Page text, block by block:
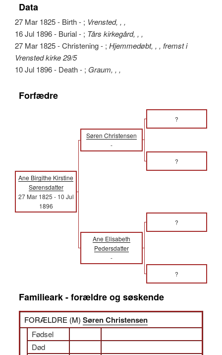
Data
27 Mar 1825 - Birth - ; Vrensted, , ,
16 Jul 1896 - Burial - ; Tårs kirkegård, , ,
27 Mar 1825 - Christening - ; Hjemmedøbt, , , fremst i
Vrensted kirke 29/5
10 Jul 1896 - Death - ; Graum, , ,
Forfædre
?
Søren Christensen
-
?
Ane Birgithe Kirstine
Sørensdatter
27 Mar 1825 - 10 Jul
1896
?
Ane Elisabeth
Pedersdatter
-
?
Familieark - forældre og søskende
FORÆLDRE (M) Søren Christensen
Fødsel
Død